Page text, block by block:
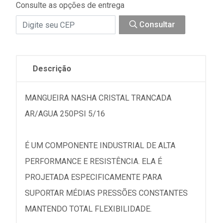
Consulte as opções de entrega
Consultar
Descrição
MANGUEIRA NASHA CRISTAL TRANCADA
AR/AGUA 250PSI 5/16
É UM COMPONENTE INDUSTRIAL DE ALTA
PERFORMANCE E RESISTÊNCIA. ELA É
PROJETADA ESPECIFICAMENTE PARA
SUPORTAR MÉDIAS PRESSÕES CONSTANTES
MANTENDO TOTAL FLEXIBILIDADE.